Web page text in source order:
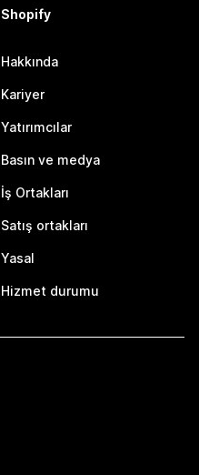
Shopify
Hakkında
Kariyer
Yatırımcılar
Basın ve medya
İş Ortakları
Satış ortakları
Yasal
Hizmet durumu